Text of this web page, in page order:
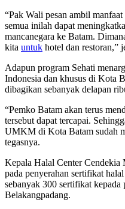
“Pak Wali pesan ambil
semua inilah dapat
mancanegara ke Batam.
kita untuk hotel dan restoran,”
Adapun program Sehati
Indonesia dan khusus di Kota
dibagikan sebanyak delapan
“Pemko Batam akan terus
tersebut dapat tercapai.
UMKM di Kota Batam sudah
tegasnya.
Kepala Halal Center
pada penyerahan sertifikat
sebanyak 300 sertifikat
Belakangpadang.